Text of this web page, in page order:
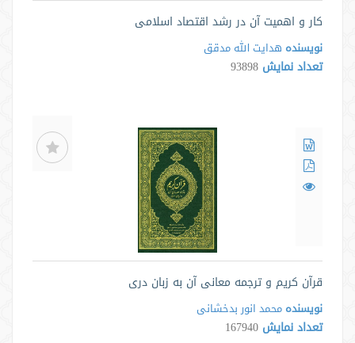
کار و اهمیت آن در رشد اقتصاد اسلامی
نویسنده هدایت الله مدقق
تعداد نمایش 93898
قرآن کریم و ترجمه معانی آن به زبان دری
نویسنده محمد انور بدخشانی
تعداد نمایش 167940